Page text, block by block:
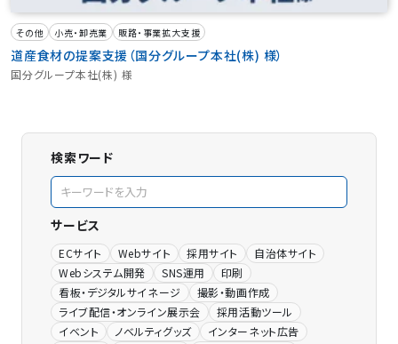
その他 小売・卸売業 販路・事業拡大支援
道産食材の提案支援（国分グループ本社(株) 様）
国分グループ本社(株) 様
検索ワード
サービス
ECサイト Webサイト 採用サイト
自治体サイト
Webシステム開発
SNS運用
印刷
看板・デジタルサイネージ
撮影・動画作成
ライブ配信・オンライン展示会
採用活動ツール
イベント
ノベルティグッズ
インターネット広告